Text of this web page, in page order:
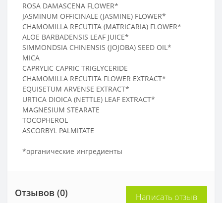
ROSA DAMASCENA FLOWER*
JASMINUM OFFICINALE (JASMINE) FLOWER*
CHAMOMILLA RECUTITA (MATRICARIA) FLOWER*
ALOE BARBADENSIS LEAF JUICE*
SIMMONDSIA CHINENSIS (JOJOBA) SEED OIL*
MICA
CAPRYLIC CAPRIC TRIGLYCERIDE
CHAMOMILLA RECUTITA FLOWER EXTRACT*
EQUISETUM ARVENSE EXTRACT*
URTICA DIOICA (NETTLE) LEAF EXTRACT*
MAGNESIUM STEARATE
TOCOPHEROL
ASCORBYL PALMITATE
*органические ингредиенты
Отзывов (0) Написать отзыв